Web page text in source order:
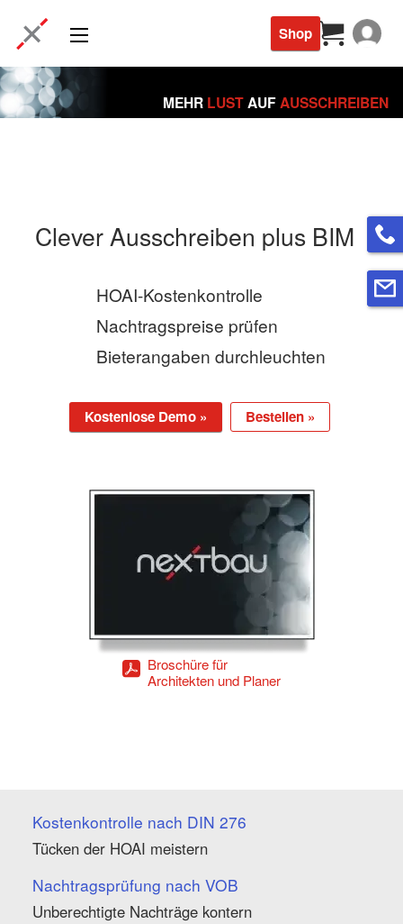
Shop
Login
MEHR LUSTAUFAUSSCHREIBEN
Clever Ausschreiben plus BIM
HOAI-Kostenkontrolle
Nachtragspreise prüfen
Bieterangaben durchleuchten
Kostenlose Demo » Bestellen »
Broschüre für
Architekten und Planer
Kostenkontrolle nach DIN 276
Tücken der HOAI meistern
Nachtragsprüfung nach VOB
Unberechtigte Nachträge kontern